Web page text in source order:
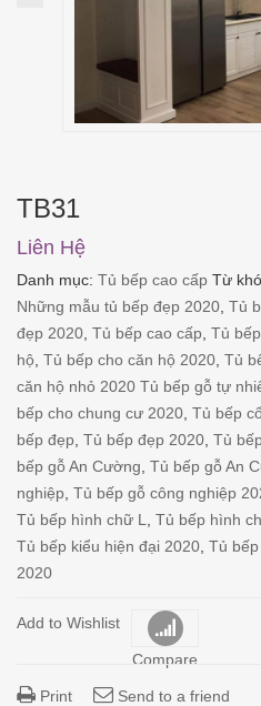
TB31
Liên Hệ
Danh mục: Tủ bếp cao cấp Từ
Những mẫu tủ bếp đẹp 2020 Tủ
đẹp 2020 Tủ bếp cao cấp Tủ
hộ Tủ bếp cho căn hộ 2020 Tủ
căn hộ nhỏ 2020 Tủ bếp gỗ tự
bếp cho chung cư 2020 Tủ bếp
bếp đẹp Tủ bếp đẹp 2020 Tủ
bếp gỗ An Cường Tủ bếp gỗ An
nghiệp Tủ bếp gỗ công nghiệp
Tủ bếp hình chữ L
Tủ bếp hình
Tủ bếp kiểu hiện đại 2020 Tủ
2020
Add to Wishlist
Compare
Print Send to a friend